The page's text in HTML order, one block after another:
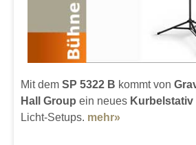
Mit dem SP 5322 B kommt von
Hall Group ein neues Kurbelstativ
Licht-Setups. mehr»